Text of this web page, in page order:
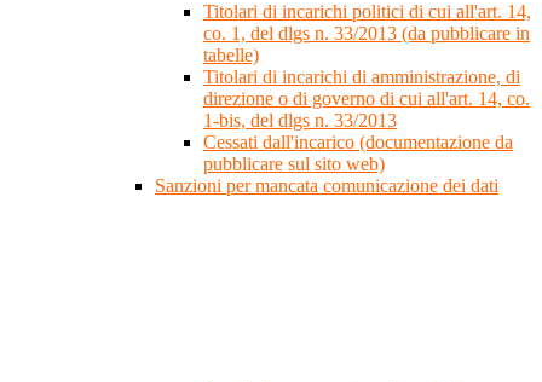
Titolari di incarichi politici di cui all'art. 14,
co. 1, del dlgs n. 33/2013 (da pubblicare in
tabelle)
Titolari di incarichi di amministrazione, di
direzione o di governo di cui all'art. 14, co.
1-bis, del dlgs n. 33/2013
Cessati dall'incarico (documentazione da
pubblicare sul sito web)
Sanzioni per mancata comunicazione dei dati